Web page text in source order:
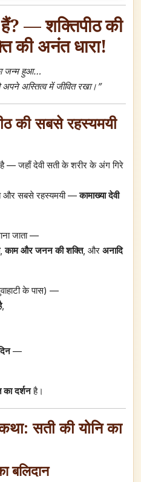
हैं? — शक्तिपीठ की
की अनंत धारा!
का जन्म हुआ…
अस्तित्व में जीवित रखा।”
की सबसे रहस्यमयी
है — जहाँ देवी सती के शरीर के अंग गिरे
और सबसे रहस्यमयी —कामाख्या देवी
जाता —
,काम और जनन की शक्ति, और अनादि
के पास) —
,
—
का दर्शनहै।
सती की योनि का
बलिदान